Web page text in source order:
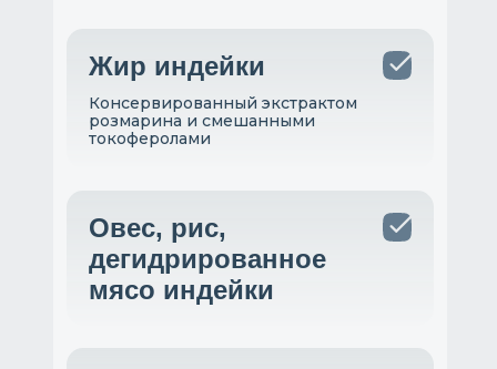
Овес, рис,
дегидрированное
мясо индейки
Жир индейки
Консервированный экстрактом
розмарина и смешанными
токоферолами